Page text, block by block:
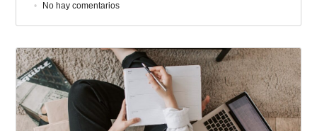
No hay comentarios